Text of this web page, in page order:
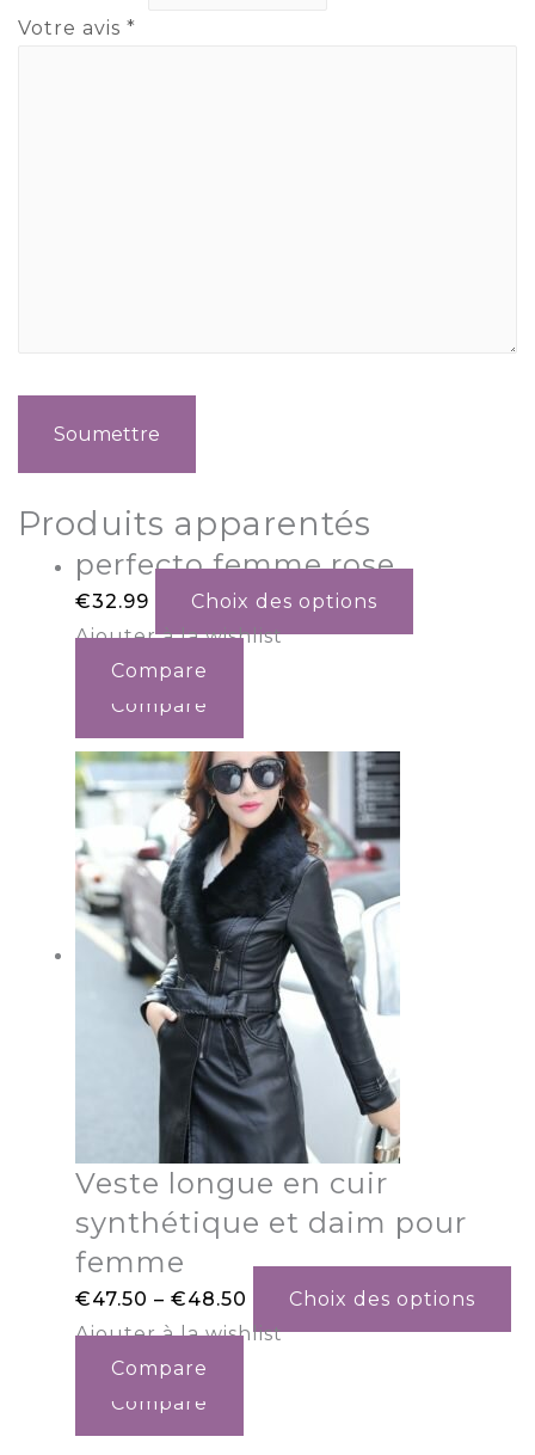
Votre avis *
Produits apparentés
perfecto femme rose
€32.99
Choix des options
Ajouter à la wishlist
Compare
Compare
Veste longue en cuir
synthétique et daim pour
femme
€47.50 – €48.50
Choix des options
Ajouter à la wishlist
Compare
Compare